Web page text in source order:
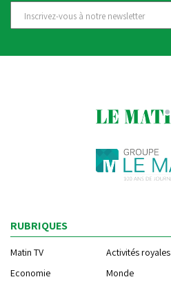
RUBRIQUES
Matin TV Activités royales
Economie
Monde